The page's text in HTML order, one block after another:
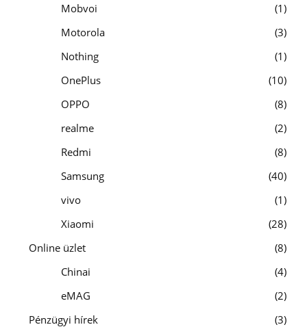
Mobvoi
1
Motorola
3
Nothing
1
OnePlus
10
OPPO
8
realme
2
Redmi
8
Samsung
40
vivo
1
Xiaomi
28
Online üzlet
8
Chinai
4
eMAG
2
Pénzügyi hírek
3